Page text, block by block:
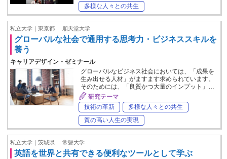
多様な人々との共生
私立大学｜東京都 順天堂大学
グローバルな社会で通用する思考力・ビジネススキルを
養う
キャリアデザイン・ゼミナール
グローバルなビジネス社会においては、「成果を
生み出せる人材」がますます求められています。
そのためには、「良質かつ大量のインプット」…
研究テーマ
技術の革新
多様な人々との共生
質の高い人生の実現
私立大学｜茨城県 常磐大学
英語を世界と共有できる便利なツールとして学ぶ